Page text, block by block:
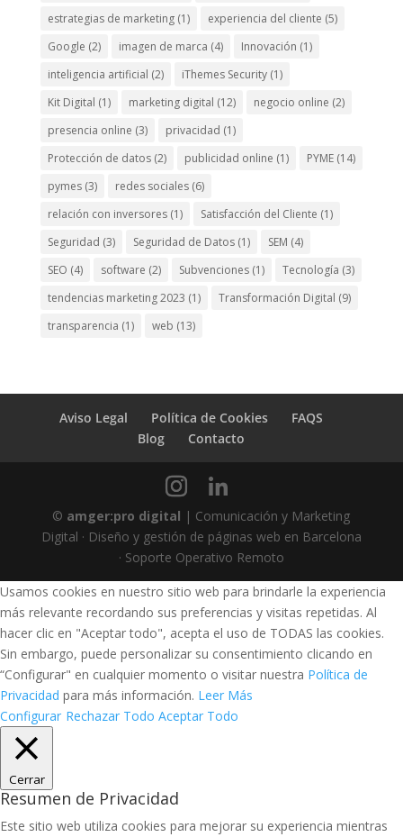
estrategias de marketing(1) experiencia del cliente (5)
Google (2) imagen de marca (4) Innovación (1)
inteligencia artificial (2) iThemes Security(1)
Kit Digital (1) marketing digital (12) negocio online (2)
presencia online (3) privacidad (1)
Protección de datos(2) publicidad online (1) PYME(14)
pymes(3) redes sociales(6)
relación con inversores(1) Satisfacción del Cliente (1)
Seguridad (3) Seguridad de Datos(1) SEM (4)
SEO (4) software (2) Subvenciones(1) Tecnología (3)
tendencias marketing 2023 (1) Transformación Digital (9)
transparencia (1) web (13)
Aviso Legal Política de Cookies
FAQS
Blog
Contacto
© amger:pro digital | Comunicación y Marketing
Digital · Diseño y gestión de páginas web en Barcelona
· Soporte Operativo Remoto
Usamos cookies en nuestro sitio web para brindarle la experiencia
más relevante recordando sus preferencias y visitas repetidas. Al
hacer clic en "Aceptar todo", acepta el uso de TODAS las cookies.
Sin embargo, puede personalizar su consentimiento clicando en
“Configurar" en cualquier momento o visitar nuestra Política de
Privacidad para más información. Leer Más
Configurar Rechazar Todo Aceptar Todo
Cerrar
Resumen de Privacidad
Este sitio web utiliza cookies para mejorar su experiencia mientras